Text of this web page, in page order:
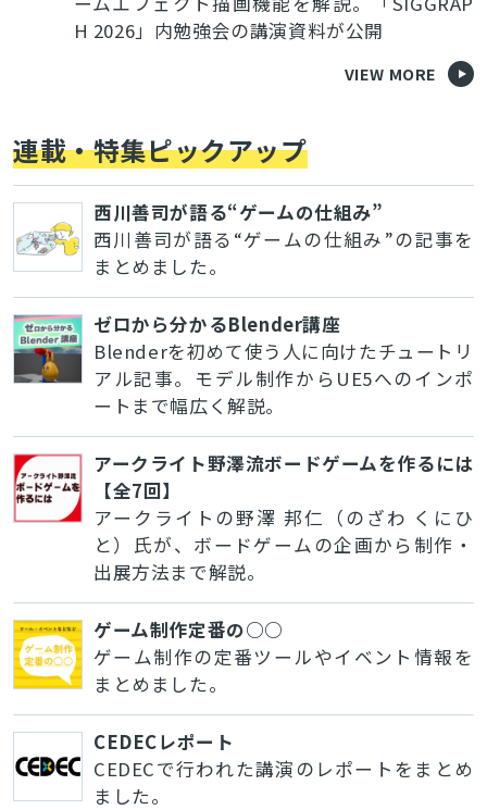
H 2026」内勉強会の講演資料が公開
VIEW MORE
連載・特集ピックアップ
西川善司が語る“ゲームの仕組み”
西川善司が語る“ゲームの仕組み”の記事を
まとめました。
ゼロから分かるBlender講座
Blenderを初めて使う人に向けたチュートリ
アル記事。モデル制作からUE5へのインポ
ートまで幅広く解説。
アークライト野澤流ボードゲームを作るには
【全7回】
アークライトの野澤 邦仁（のざわ くにひ
と）氏が、ボードゲームの企画から制作・
出展方法まで解説。
ゲーム制作定番の○○
ゲーム制作の定番ツールやイベント情報を
まとめました。
CEDECレポート
CEDECで行われた講演のレポートをまとめ
ました。